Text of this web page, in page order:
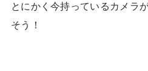
とにかく今持っているカメラ
そう！